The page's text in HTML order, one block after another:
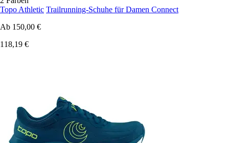
Topo Athletic Trailrunning-Schuhe für Damen Connect
Ab 150,00 €
118,19 €